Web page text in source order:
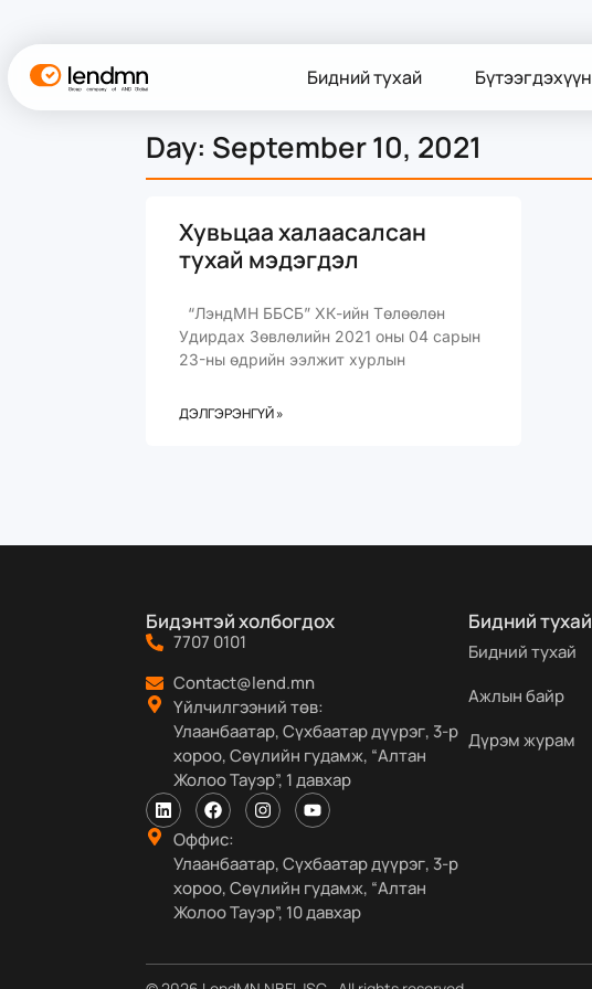
Бидний тухай Бүтээгдэхүүн
Day: September 10, 2021
Хувьцаа халаасалсан
тухай мэдэгдэл
“ЛэндМН ББСБ” ХК-ийн Төлөөлөн
Удирдах Зөвлөлийн 2021 оны 04 сарын
23-ны өдрийн ээлжит хурлын
ДЭЛГЭРЭНГҮЙ »
Бидэнтэй холбогдох
7707 0101
Contact@lend.mn
Үйлчилгээний төв:
Улаанбаатар, Сүхбаатар дүүрэг, 3-р
хороо, Сөүлийн гудамж, “Алтан
Жолоо Тауэр”, 1 давхар
Оффис:
Улаанбаатар, Сүхбаатар дүүрэг, 3-р
хороо, Сөүлийн гудамж, “Алтан
Жолоо Тауэр”, 10 давхар
Бидний тухай
Бидний тухай
Ажлын байр
Дүрэм журам